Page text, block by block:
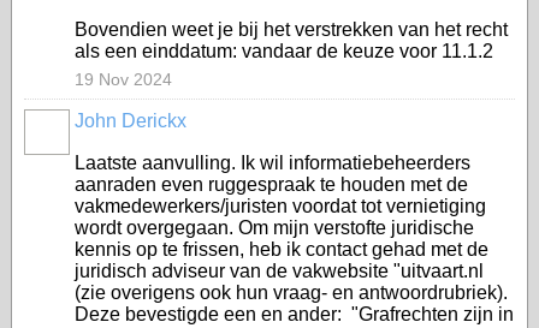
Bovendien weet je bij het verstrekken van het recht
als een einddatum: vandaar de keuze voor 11.1.2
19 Nov 2024
John Derickx
Laatste aanvulling. Ik wil informatiebeheerders
aanraden even ruggespraak te houden met de
vakmedewerkers/juristen voordat tot vernietiging
wordt overgegaan. Om mijn verstofte juridische
kennis op te frissen, heb ik contact gehad met de
juridisch adviseur van de vakwebsite "uitvaart.nl
(zie overigens ook hun vraag- en antwoordrubriek).
Deze bevestigde een en ander: "Grafrechten zijn in